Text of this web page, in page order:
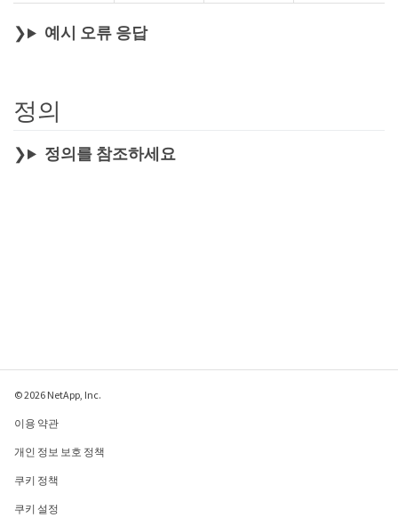
예시 오류 응답
정의
정의를 참조하세요
© 2026 NetApp, Inc.
이용 약관
개인 정보 보호 정책
쿠키 정책
쿠키 설정